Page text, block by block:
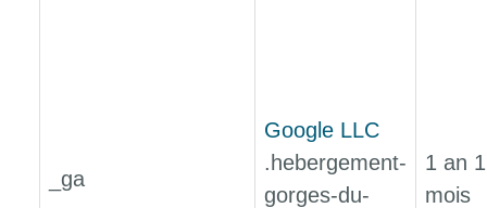
_ga
Google LLC
.hebergement-
gorges-du-
1 an 1
mois